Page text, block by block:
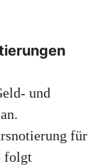
und
für
folgt